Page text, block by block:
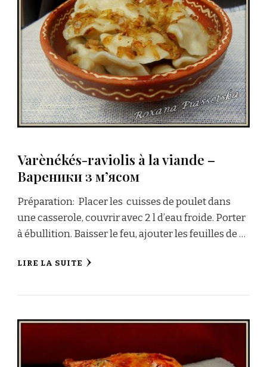
Varènékés-raviolis à la viande –
Вареники з м’ясом
Préparation: Placer les cuisses de poulet dans
une casserole, couvrir avec 2 l d’eau froide. Porter
à ébullition. Baisser le feu, ajouter les feuilles de …
LIRE LA SUITE